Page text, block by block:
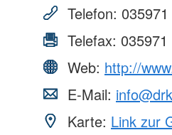
Telefon:
Telefax:
Web: http://
E-Mail:
Karte: Link zur